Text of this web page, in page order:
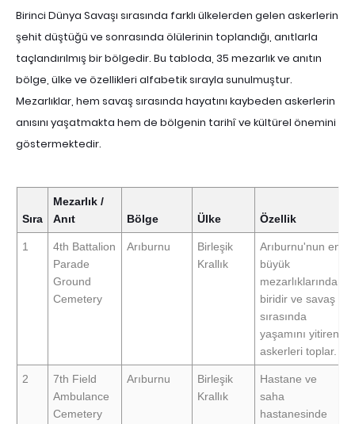
Birinci Dünya Savaşı sırasında farklı ülkelerden gelen askerlerin
şehit düştüğü ve sonrasında ölülerinin toplandığı, anıtlarla
taçlandırılmış bir bölgedir. Bu tabloda, 35 mezarlık ve anıtın
bölge, ülke ve özellikleri alfabetik sırayla sunulmuştur.
Mezarlıklar, hem savaş sırasında hayatını kaybeden askerlerin
anısını yaşatmakta hem de bölgenin tarihî ve kültürel önemini
göstermektedir.
Sıra
Mezarlık /
Anıt
Bölge Ülke Özellik
1
4th Battalion
Parade
Ground
Cemetery
Arıburnu
Birleşik
Krallık
Arıburnu'nun en
büyük
mezarlıklarından
biridir ve savaş
sırasında
yaşamını yitiren
askerleri toplar.
2
7th Field
Ambulance
Cemetery
Arıburnu
Birleşik
Krallık
Hastane ve
saha
hastanesinde